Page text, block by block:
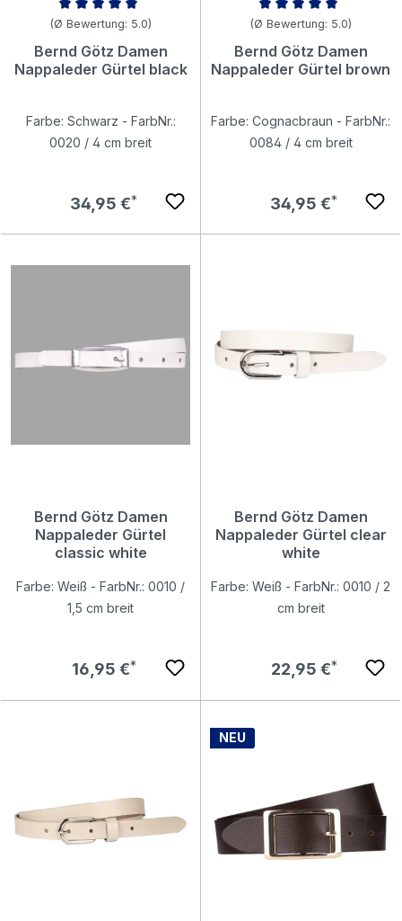
Durchschnittliche Bewertung von 5 von 5 Sternen
(Ø Bewertung: 5.0)
Bernd Götz Damen
Nappaleder Gürtel black
Farbe: Schwarz - FarbNr.:
0020 / 4 cm breit
Regulärer Preis:
34,95 €
Durchschnittliche Bewertung
(Ø Bewertung: 5.0)
Bernd Götz Damen
Nappaleder Gürtel brown
Farbe: Cognacbraun - FarbNr.:
0084 / 4 cm breit
Regulärer Preis:
34,95 €
Bernd Götz Damen
Nappaleder Gürtel
classic white
Farbe: Weiß - FarbNr.: 0010 /
1,5 cm breit
Regulärer Preis:
16,95 €
Bernd Götz Damen
Nappaleder Gürtel clear
white
Farbe: Weiß - FarbNr.: 0010 / 2
cm breit
Regulärer Preis:
22,95 €
NEU